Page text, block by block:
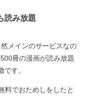
読み放題
メインのサービスなの
冊の漫画が読み放題
す。
料でおためしをしたと